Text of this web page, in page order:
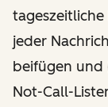
jeder
beifügen und
Not-Call-